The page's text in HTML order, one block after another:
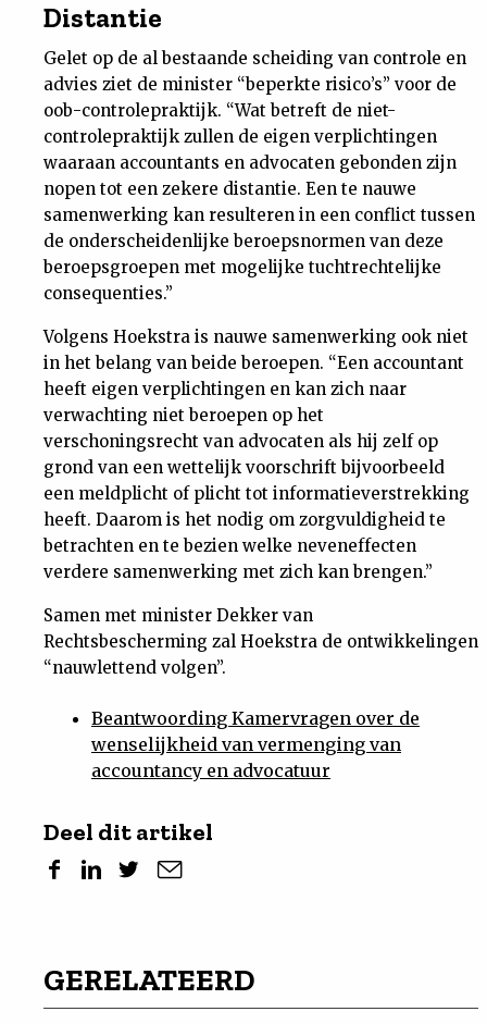
Distantie
Gelet op de al bestaande scheiding van controle en
advies ziet de minister “beperkte risico’s” voor de
oob-controlepraktijk. “Wat betreft de niet-
controlepraktijk zullen de eigen verplichtingen
waaraan accountants en advocaten gebonden zijn
nopen tot een zekere distantie. Een te nauwe
samenwerking kan resulteren in een conflict tussen
de onderscheidenlijke beroepsnormen van deze
beroepsgroepen met mogelijke tuchtrechtelijke
consequenties.”
Volgens Hoekstra is nauwe samenwerking ook niet
in het belang van beide beroepen. “Een accountant
heeft eigen verplichtingen en kan zich naar
verwachting niet beroepen op het
verschoningsrecht van advocaten als hij zelf op
grond van een wettelijk voorschrift bijvoorbeeld
een meldplicht of plicht tot informatieverstrekking
heeft. Daarom is het nodig om zorgvuldigheid te
betrachten en te bezien welke neveneffecten
verdere samenwerking met zich kan brengen.”
Samen met minister Dekker van
Rechtsbescherming zal Hoekstra de ontwikkelingen
“nauwlettend volgen”.
Beantwoording Kamervragen over de
wenselijkheid van vermenging van
accountancy en advocatuur
Deel dit artikel
GERELATEERD